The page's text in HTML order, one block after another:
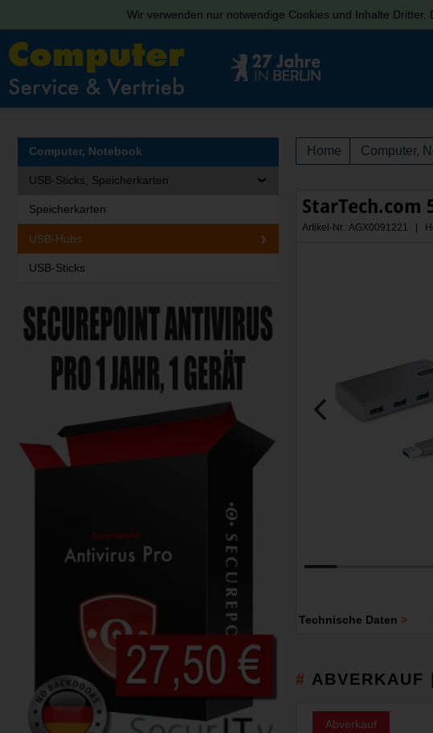
Wir verwenden nur notwendige Cookies und Inhalte
Home Computer,
StarTech.com
Artikel-Nr.: AGX0091221 |
Technische Daten
ABVERKAUF
Abverkauf
Computer, Notebook
USB-Sticks, Speicherkarten
Speicherkarten
USB-Hubs
USB-Sticks